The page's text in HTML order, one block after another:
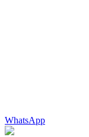
WhatsApp